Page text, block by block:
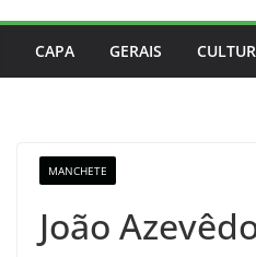
CAPA GERAIS
MANCHETE
João